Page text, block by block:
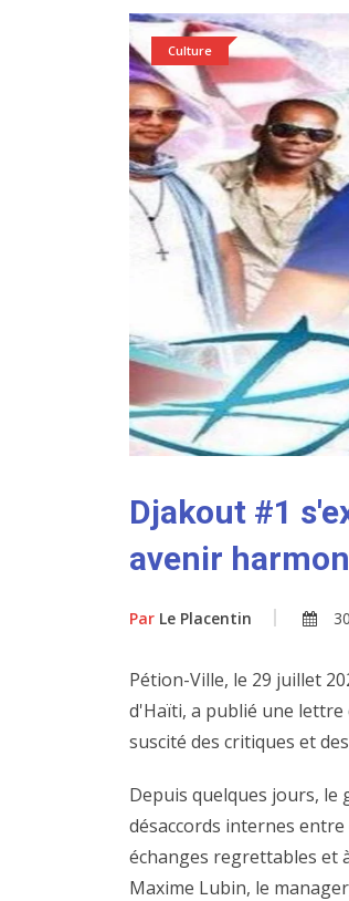
Culture
Djakout #1
avenir
Par Le Placentin
Pétion-Ville, le 29 juillet
d'Haïti, a publié une lettre
suscité des critiques et
Depuis quelques jours, le
désaccords internes
échanges regrettables et
Maxime Lubin, le